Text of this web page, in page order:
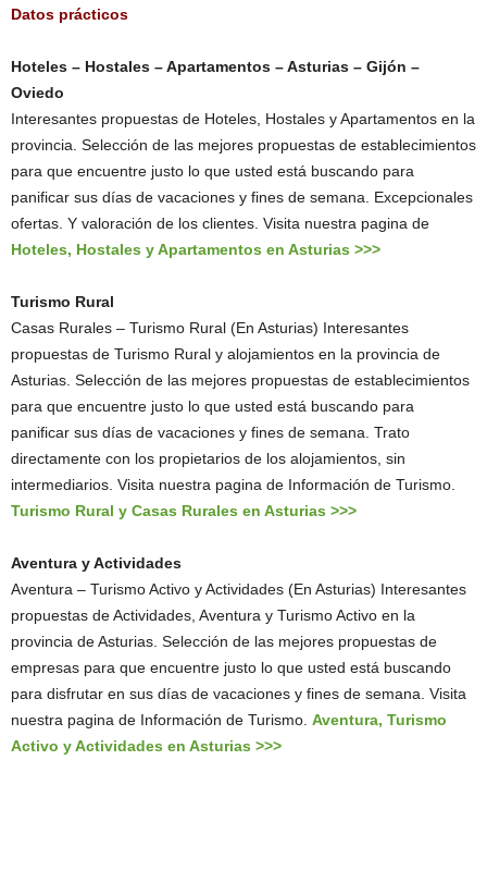
Datos prácticos
Hoteles – Hostales – Apartamentos – Asturias – Gijón –
Oviedo
Interesantes propuestas de Hoteles, Hostales y Apartamentos en la
provincia. Selección de las mejores propuestas de establecimientos
para que encuentre justo lo que usted está buscando para
panificar sus días de vacaciones y fines de semana. Excepcionales
ofertas. Y valoración de los clientes. Visita nuestra pagina de
Hoteles, Hostales y Apartamentos en Asturias >>>
Turismo Rural
Casas Rurales – Turismo Rural (En Asturias) Interesantes
propuestas de Turismo Rural y alojamientos en la provincia de
Asturias. Selección de las mejores propuestas de establecimientos
para que encuentre justo lo que usted está buscando para
panificar sus días de vacaciones y fines de semana. Trato
directamente con los propietarios de los alojamientos, sin
intermediarios. Visita nuestra pagina de Información de Turismo.
Turismo Rural y Casas Rurales en Asturias >>>
Aventura y Actividades
Aventura – Turismo Activo y Actividades (En Asturias) Interesantes
propuestas de Actividades, Aventura y Turismo Activo en la
provincia de Asturias. Selección de las mejores propuestas de
empresas para que encuentre justo lo que usted está buscando
para disfrutar en sus días de vacaciones y fines de semana. Visita
nuestra pagina de Información de Turismo. Aventura, Turismo
Activo y Actividades en Asturias >>>